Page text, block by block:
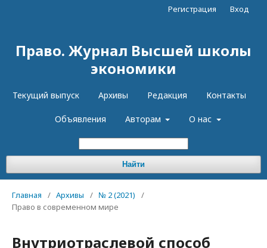
Право. Журнал Высшей школы
экономики
Текущий выпуск Архивы Редакция Контакты
Объявления Авторам О нас
Найти
Регистрация Вход
Главная / Архивы / № 2 (2021)
/
Право в современном мире
Внутриотраслевой способ